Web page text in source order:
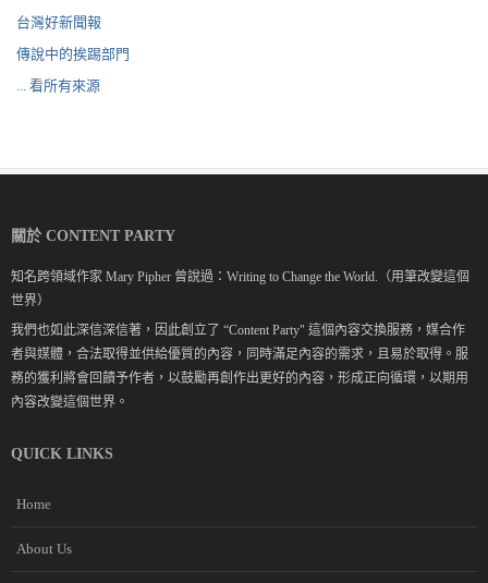
台灣好新聞報
傳說中的挨踢部門
... 看所有來源
關於 CONTENT PARTY
知名跨領域作家 Mary Pipher 曾說過：Writing to Change the World.（用筆改變這個
世界）
我們也如此深信深信著，因此創立了 “Content Party" 這個內容交換服務，媒合作
者與媒體，合法取得並供給優質的內容，同時滿足內容的需求，且易於取得。服
務的獲利將會回饋予作者，以鼓勵再創作出更好的內容，形成正向循環，以期用
內容改變這個世界。
QUICK LINKS
Home
About Us